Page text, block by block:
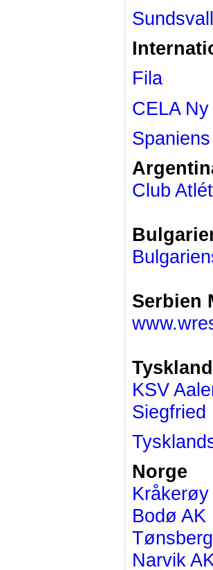
Fila
CELA Ny
Club
Serbien
Tyskland
KSV
Siegfried
Norge
Bodø AK
Narvik